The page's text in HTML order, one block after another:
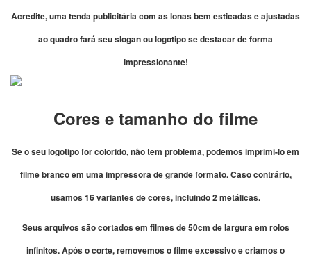
Acredite, uma tenda publicitária com as lonas bem esticadas e ajustadas
ao quadro fará seu slogan ou logotipo se destacar de forma
impressionante!
Cores e tamanho do filme
Se o seu logotipo for colorido, não tem problema, podemos imprimi-lo em
filme branco em uma impressora de grande formato. Caso contrário,
usamos 16 variantes de cores, incluindo 2 metálicas.
Seus arquivos são cortados em filmes de 50cm de largura em rolos
infinitos. Após o corte, removemos o filme excessivo e criamos o